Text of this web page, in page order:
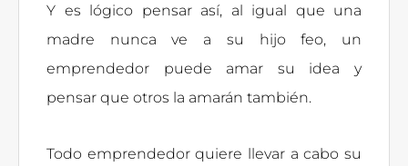
Y es lógico pensar así, al igual que una
madre nunca ve a su hijo feo, un
emprendedor puede amar su idea y
pensar que otros la amarán también.
Todo emprendedor quiere llevar a cabo su